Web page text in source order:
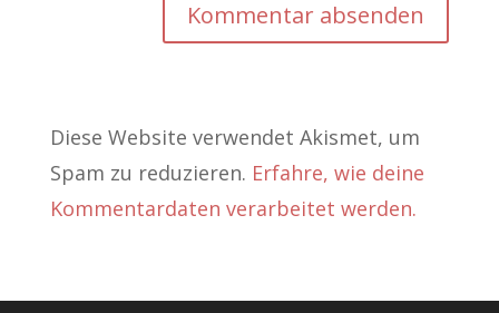
Diese Website verwendet Akismet, um
Spam zu reduzieren. Erfahre, wie deine
Kommentardaten verarbeitet werden.